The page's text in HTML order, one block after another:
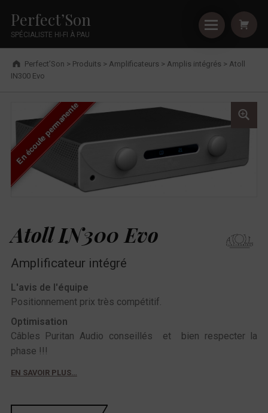
Atoll IN300 Evo - Perfect’Son
Perfect’Son
SPÉCIALISTE HI-FI À PAU
Breadcrumbs navigation
Perfect’Son > Produits > Amplificateurs > Amplis intégrés > Atoll
IN300 Evo
En écoute permanente
Atoll IN300 Evo
Amplificateur intégré
L'avis de l'équipe
Positionnement prix très compétitif.
Optimisation
Câbles Puritan Audio conseillés et bien respecter la
phase !!!
EN SAVOIR PLUS…